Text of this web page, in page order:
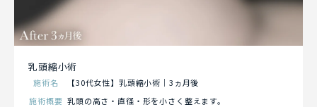
乳頭縮小術
施術名
【30代女性】乳頭縮小術｜3ヵ月後
施術概要 乳頭の高さ・直径・形を小さく整えます。